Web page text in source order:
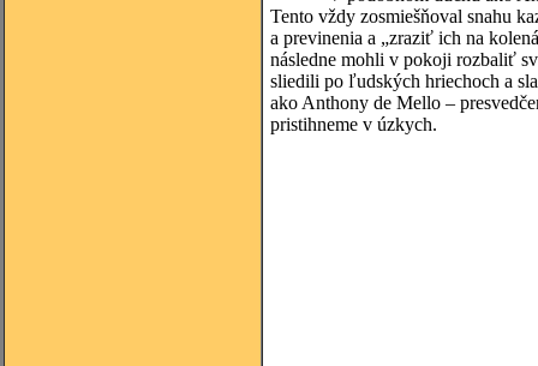
Tento vždy zosmiešňoval snahu
a previnenia a „zraziť ich na
následne mohli v pokoji rozbaliť
sliedili po ľudských hriechoch a
ako Anthony de Mello –
pristihneme v úzkych.